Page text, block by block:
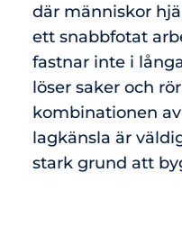
där människor
ett snabbfotat
fastnar inte i
löser saker och
kombinationen
lagkänsla är
stark grund att